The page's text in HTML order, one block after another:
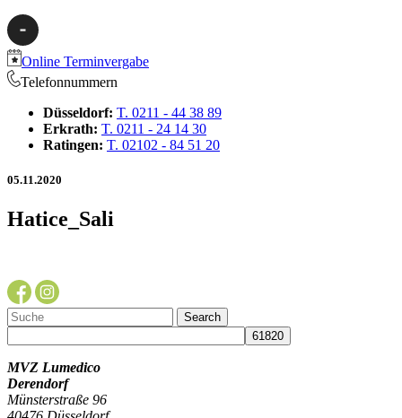
Online Terminvergabe
Telefonnummern
Düsseldorf: T. 0211 - 44 38 89
Erkrath: T. 0211 - 24 14 30
Ratingen: T. 02102 - 84 51 20
05.11.2020
Hatice_Sali
MVZ Lumedico
Derendorf
Münsterstraße 96